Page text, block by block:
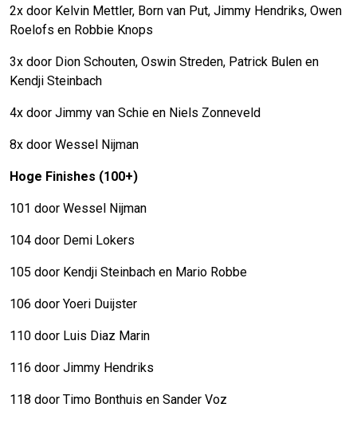
2x door Kelvin Mettler, Born van Put, Jimmy Hendriks, Owen
Roelofs en Robbie Knops
3x door Dion Schouten, Oswin Streden, Patrick Bulen en
Kendji Steinbach
4x door Jimmy van Schie en Niels Zonneveld
8x door Wessel Nijman
Hoge Finishes (100+)
101 door Wessel Nijman
104 door Demi Lokers
105 door Kendji Steinbach en Mario Robbe
106 door Yoeri Duijster
110 door Luis Diaz Marin
116 door Jimmy Hendriks
118 door Timo Bonthuis en Sander Voz